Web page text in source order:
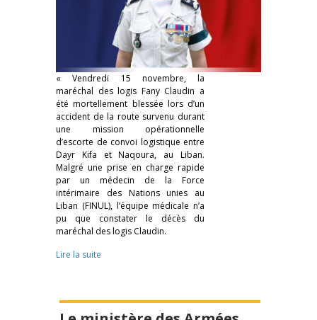
« Vendredi 15 novembre, la
maréchal des logis Fany Claudin a
été mortellement blessée lors d’un
accident de la route survenu durant
une mission opérationnelle
d’escorte de convoi logistique entre
Dayr Kifa et Naqoura, au Liban.
Malgré une prise en charge rapide
par un médecin de la Force
intérimaire des Nations unies au
Liban (FINUL), l’équipe médicale n’a
pu que constater le décès du
maréchal des logis Claudin.
Lire la suite